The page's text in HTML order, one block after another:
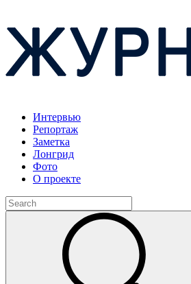
Интервью
Репортаж
Заметка
Лонгрид
Фото
О проекте